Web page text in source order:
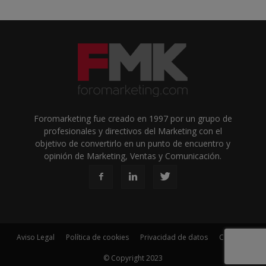
Foromarketing fue creado en 1997 por un grupo de
profesionales y directivos del Marketing con el
objetivo de convertirlo en un punto de encuentro y
opinión de Marketing, Ventas y Comunicación.
Aviso Legal Política de cookies Privacidad de datos Contacto
© Copyright 2023